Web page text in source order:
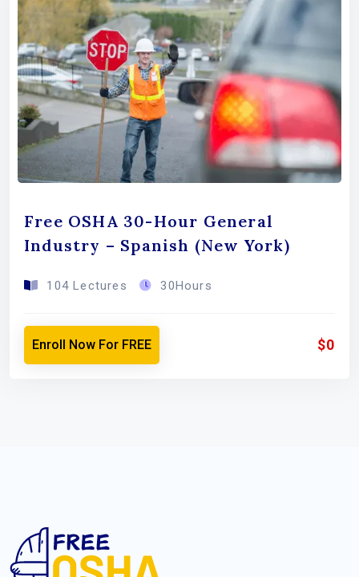
Free OSHA 30-Hour General
Industry – Spanish (New York)
104 Lectures 30Hours
Enroll Now For FREE $0